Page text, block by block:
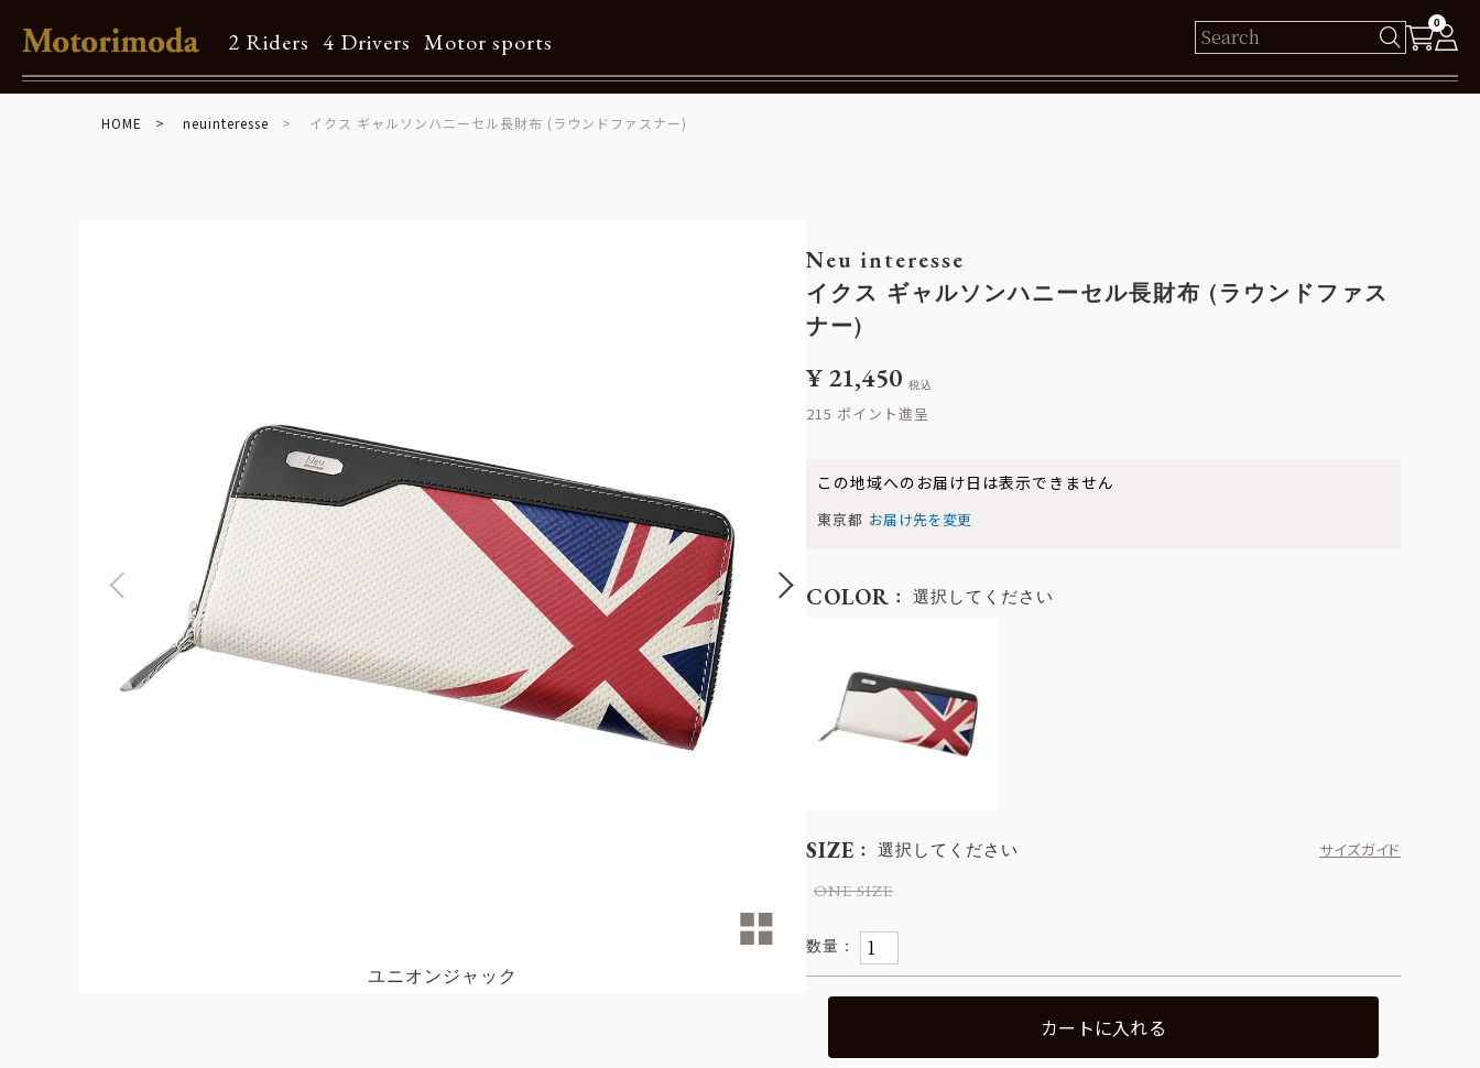
2 Riders 4 Drivers Motor sports
0
Shop Info
メルマガ購読
カタログダウンロード
リクルート
HOME neuinteresse イクス ギャルソンハニーセル長財布 (ラウンドファスナー)
ユニオンジャック
Neu interesse
イクス ギャルソンハニーセル長財布 (ラウンドファス
ナー)
¥21,450 税込
215
この地域へのお届け日は表示できません
東京都 お届け先を変更
SIZE 選択してください
サイズガイド
ONE SIZE
COLOR 選択してください
カートに入れる